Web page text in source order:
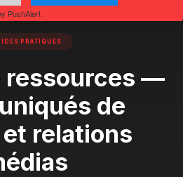
Centre de ressources
PRATIQUES
ressources —
de
relations
PushAlert